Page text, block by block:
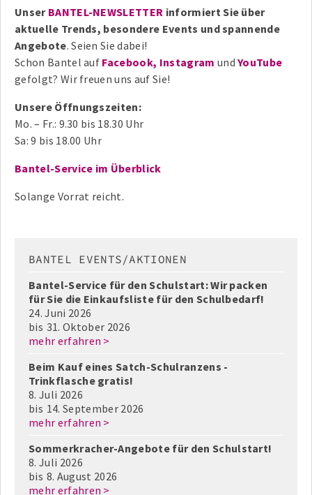
Unser BANTEL-NEWSLETTER informiert Sie über
aktuelle Trends, besondere Events und spannende
Angebote. Seien Sie dabei!
Schon Bantel auf Facebook, Instagram undYouTube
gefolgt? Wir freuen uns auf Sie!
Unsere Öffnungszeiten:
Mo. – Fr.: 9.30 bis 18.30 Uhr
Sa: 9 bis 18.00 Uhr
Bantel-Service im Überblick
Solange Vorrat reicht.
BANTEL EVENTS/AKTIONEN
Bantel-Service für den Schulstart: Wir packen
für Sie die Einkaufsliste für den Schulbedarf!
24. Juni 2026
bis 31. Oktober 2026
mehr erfahren >
Beim Kauf eines Satch-Schulranzens -
Trinkflasche gratis!
8. Juli 2026
bis 14. September 2026
mehr erfahren >
Sommerkracher-Angebote für den Schulstart!
8. Juli 2026
bis 8. August 2026
mehr erfahren >